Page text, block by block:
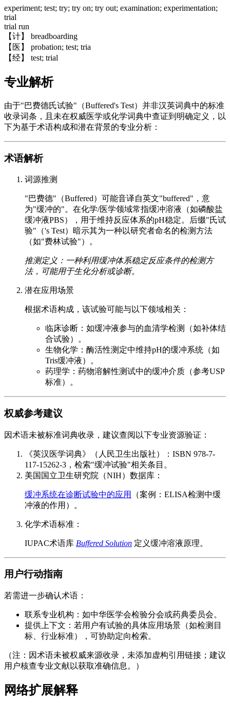
experiment; test; try; try on; try out; examination; experimentation;
trial
trial run
【计】 breadboarding
【医】 probation; test; tria
【经】 test; trial
专业解析
由于"巴费德氏试验"（Buffered's Test）并非汉英词典中的标准
收录词条，且未在权威医学或化学词典中查证到明确定义，以
下为基于术语构成和潜在背景的专业分析：
术语解析
词源推测
"巴费德"（Buffered）可能音译自英文"buffered"，意
为"缓冲的"。在化学/医学领域常指缓冲溶液（如磷酸盐
缓冲液PBS），用于维持反应体系的pH稳定。后缀"氏试
验"（'s Test）暗示其为一种以研究者命名的检测方法
（如"费林试验"）。
推测定义：一种利用缓冲体系稳定反应条件的检测方
法，可能用于生化分析或诊断。
潜在应用场景
根据术语构成，该试验可能与以下领域相关：
临床诊断：如缓冲液参与的血清学检测（如补体结
合试验）。
生物化学：酶活性测定中维持pH的缓冲系统（如
Tris缓冲液）。
药理学：药物溶解性测试中的缓冲介质（参考USP
标准）。
权威参考建议
因术语未被标准词典收录，建议查阅以下专业资源验证：
《英汉医学词典》（人民卫生出版社）：ISBN 978-7-
117-15262-3，检索"缓冲试验"相关条目。
美国国立卫生研究院（NIH）数据库：
缓冲系统在诊断试验中的应用
（案例：ELISA检测中缓
冲液的作用）。
化学术语标准：
IUPAC术语库 Buffered Solution 定义缓冲溶液原理。
用户行动指南
若需进一步确认术语：
联系专业机构：如中华医学会检验分会或药典委员会。
提供上下文：若用户有试验的具体应用场景（如检测目
标、行业标准），可协助定向检索。
（注：因术语未被权威来源收录，未添加虚构引用链接；建议
用户核查专业文献以获取准确信息。）
网络扩展解释